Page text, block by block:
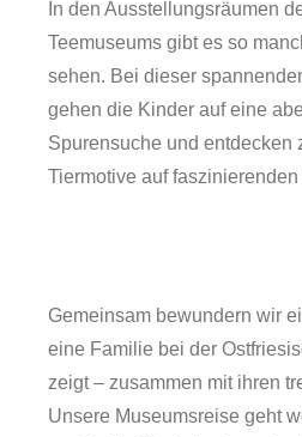
In den Ausstellungsräumen
Teemuseums gibt es so
sehen. Bei dieser
gehen die Kinder auf eine
Spurensuche und entdecken
Tiermotive auf
Gemeinsam bewundern wir
eine Familie bei der
zeigt – zusammen mit ihren
Unsere Museumsreise geht